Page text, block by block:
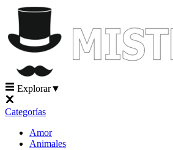
Explorar▼
Categorías
Amor
Animales